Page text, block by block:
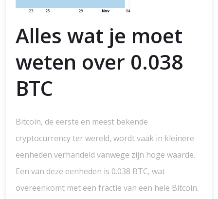
Alles wat je moet
weten over 0.038
BTC
Bitcoin, de eerste en meest bekende
cryptocurrency ter wereld, wordt vaak in kleinere
eenheden verhandeld vanwege zijn hoge waarde.
Een van deze eenheden is 0.038 BTC, wat
overeenkomt met een fractie van een hele Bitcoin.